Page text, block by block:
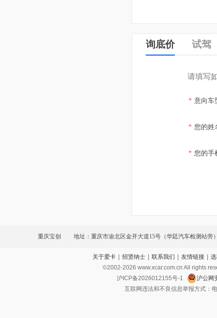
询底价 试驾
请填写
* 意向车
* 您的姓
* 您的手
重庆宝创 地址：重庆市渝北区金开大道15号（华廷汽车检测站旁
关于爱卡 招贤纳士 联系我们 友情链接
©2002-2026 www.xcar.com.cn All rights
沪ICP备2026012155号-1
沪公网
互联网违法和不良信息举报方式：